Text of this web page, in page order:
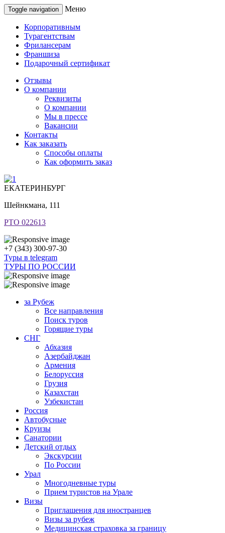
Toggle navigation Меню
Корпоративным
Турагентствам
Фрилансерам
Франшиза
Подарочный сертификат
Отзывы
О компании
Реквизиты
О компании
Мы в прессе
Вакансии
Контакты
Как заказать
Способы оплаты
Как оформить заказ
ЕКАТЕРИНБУРГ
Шейнкмана, 111
РТО 022613
+7 (343) 300-97-30
Туры в telegram
ТУРЫ ПО РОССИИ
за Рубеж
Все направления
Поиск туров
Горящие туры
СНГ
Абхазия
Азербайджан
Армения
Белоруссия
Грузия
Казахстан
Узбекистан
Россия
Автобусные
Круизы
Санатории
Детский отдых
Экскурсии
По России
Урал
Многодневные туры
Прием туристов на Урале
Визы
Приглашения для иностранцев
Визы за рубеж
Медицинская страховка за границу